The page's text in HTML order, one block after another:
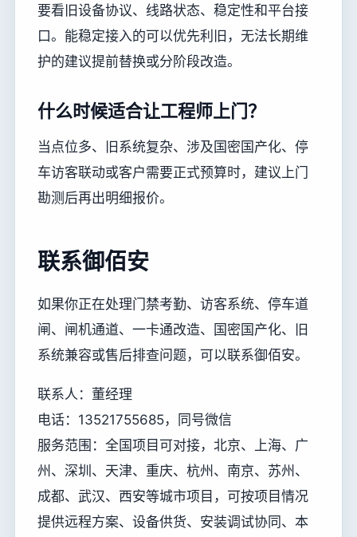
要看旧设备协议、线路状态、稳定性和平台接
口。能稳定接入的可以优先利旧，无法长期维
护的建议提前替换或分阶段改造。
什么时候适合让工程师上门？
当点位多、旧系统复杂、涉及国密国产化、停
车访客联动或客户需要正式预算时，建议上门
勘测后再出明细报价。
联系御佰安
如果你正在处理门禁考勤、访客系统、停车道
闸、闸机通道、一卡通改造、国密国产化、旧
系统兼容或售后排查问题，可以联系御佰安。
联系人：董经理
电话：13521755685，同号微信
服务范围：全国项目可对接，北京、上海、广
州、深圳、天津、重庆、杭州、南京、苏州、
成都、武汉、西安等城市项目，可按项目情况
提供远程方案、设备供货、安装调试协同、本